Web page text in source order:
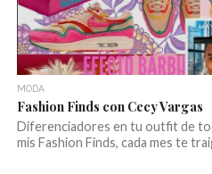
MODA
Fashion Finds con Cecy Vargas
Diferenciadores en tu outfit de
mis Fashion Finds, cada mes te